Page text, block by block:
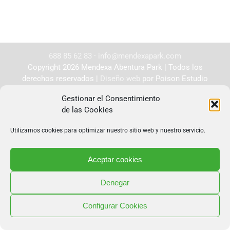
Gestionar el Consentimiento
de las Cookies
Utilizamos cookies para optimizar nuestro sitio web y nuestro servicio.
Aceptar cookies
Denegar
Configurar Cookies
688 85 62 83 ·
info@mendexapark.com
Copyright 2026 Mendexa Abentura Park | Todos los
derechos reservados | Diseño web por Poison Estudio